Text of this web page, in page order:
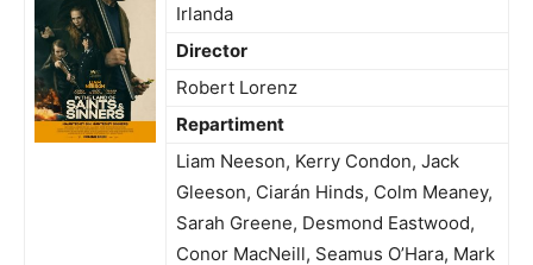
Irlanda
Director
Robert Lorenz
Repartiment
Liam Neeson, Kerry Condon, Jack
Gleeson, Ciarán Hinds, Colm Meaney,
Sarah Greene, Desmond Eastwood,
Conor MacNeill, Seamus O’Hara, Mark